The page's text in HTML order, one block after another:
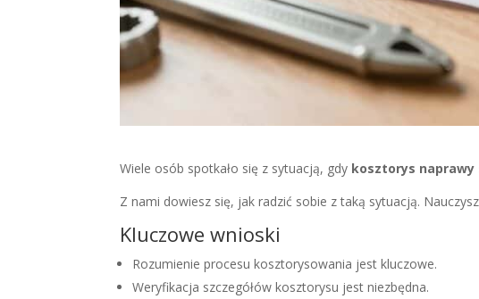
Wiele osób spotkało się z sytuacją, gdy kosztorys naprawy
Z nami dowiesz się, jak radzić sobie z taką sytuacją.
Kluczowe wnioski
Rozumienie procesu kosztorysowania jest kluczowe.
Weryfikacja szczegółów kosztorysu jest niezbędna.